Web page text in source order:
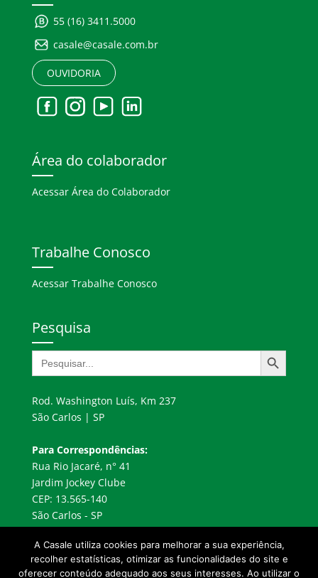
55 (16) 3411.5000
casale@casale.com.br
OUVIDORIA
Área do colaborador
Acessar Área do Colaborador
Trabalhe Conosco
Acessar Trabalhe Conosco
Pesquisa
Search
for:
Search Button
Rod. Washington Luís, Km 237
São Carlos | SP
Para Correspondências:
Rua Rio Jacaré, n° 41
Jardim Jockey Clube
CEP: 13.565-140
São Carlos - SP
A Casale utiliza cookies para melhorar a sua experiência,
recolher estatísticas, otimizar as funcionalidades do site e
oferecer conteúdo adequado aos seus interesses. Ao utilizar o